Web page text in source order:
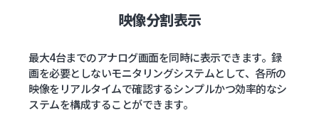
映像分割表示
最大4台までのアナログ画面を同時に表示できます。録
画を必要としないモニタリングシステムとして、各所の
映像をリアルタイムで確認するシンプルかつ効率的なシ
ステムを構成することができます。